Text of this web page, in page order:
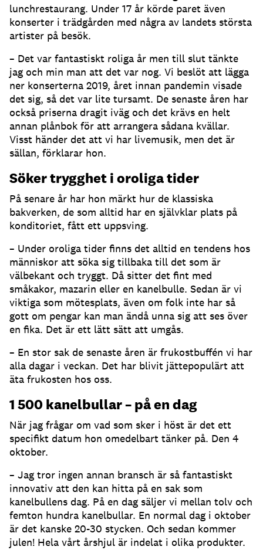
lunchrestaurang. Under 17 år körde paret även
konserter i trädgården med några av landets största
artister på besök.
– Det var fantastiskt roliga år men till slut tänkte
jag och min man att det var nog. Vi beslöt att lägga
ner konserterna 2019, året innan pandemin visade
det sig, så det var lite tursamt. De senaste åren har
också priserna dragit iväg och det krävs en helt
annan plånbok för att arrangera sådana kvällar.
Visst händer det att vi har livemusik, men det är
sällan, förklarar hon.
Söker trygghet i oroliga tider
På senare år har hon märkt hur de klassiska
bakverken, de som alltid har en självklar plats på
konditoriet, fått ett uppsving.
– Under oroliga tider finns det alltid en tendens hos
människor att söka sig tillbaka till det som är
välbekant och tryggt. Då sitter det fint med
småkakor, mazarin eller en kanelbulle. Sedan är vi
viktiga som mötesplats, även om folk inte har så
gott om pengar kan man ändå unna sig att ses över
en fika. Det är ett lätt sätt att umgås.
– En stor sak de senaste åren är frukostbuffén vi har
alla dagar i veckan. Det har blivit jättepopulärt att
äta frukosten hos oss.
1 500 kanelbullar – på en dag
När jag frågar om vad som sker i höst är det ett
specifikt datum hon omedelbart tänker på. Den 4
oktober.
– Jag tror ingen annan bransch är så fantastiskt
innovativ att den kan hitta på en sak som
kanelbullens dag. På en dag säljer vi mellan tolv och
femton hundra kanelbullar. En normal dag i oktober
är det kanske 20-30 stycken. Och sedan kommer
julen! Hela vårt årshjul är indelat i olika produkter.